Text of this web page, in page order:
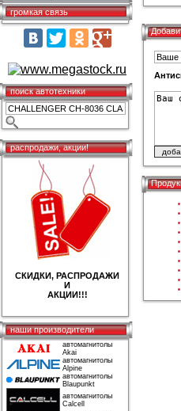
громкая связь
поиск автотехники
распродажи, акции!
СКИДКИ, РАСПРОДАЖИ
И
АКЦИИ!!!
наши производители
автомагнитолы
Akai
автомагнитолы
Alpine
автомагнитолы
Blaupunkt
автомагнитолы
Calcell